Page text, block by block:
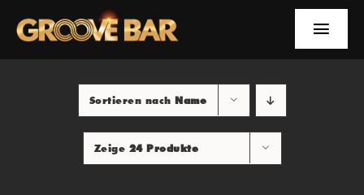
Inhalt
springen
Toggle
EVENTS
NEWS
YOUTUBE
Sortieren nach Name
Zeige 24 Produkte